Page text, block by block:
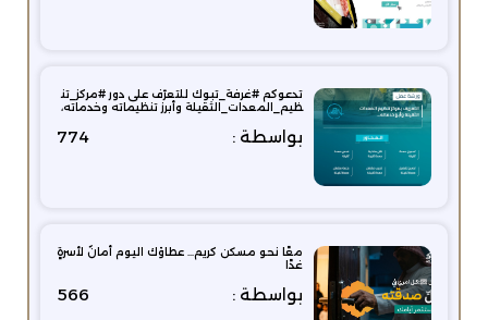
تدعوكم #غرفة_تبوك للتعرّف على دور #مركز_تن
ظيم_المعدات_الثقيلة وأبرز تنظيماته وخدماته،
بواسطة : 774
معًا نحو مسكن كريم… عطاؤك اليوم أمانٌ لأسرةٍ
غدًا
بواسطة : 566